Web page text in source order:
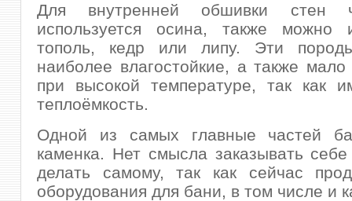
Для внутренней обшивки стен
используется осина, также можно
тополь, кедр или липу. Эти
наиболее влагостойкие, а также мало
при высокой температуре, так как
теплоёмкость.
Одной из самых главные частей
каменка. Нет смысла заказывать
делать самому, так как сейчас
оборудования для бани, в том числе и